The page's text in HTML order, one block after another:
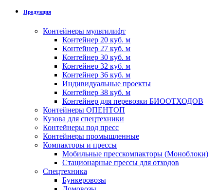
Продукция
Контейнеры мультилифт
Контейнер 20 куб. м
Контейнер 27 куб. м
Контейнер 30 куб. м
Контейнер 32 куб. м
Контейнер 36 куб. м
Индивидуальные проекты
Контейнер 38 куб. м
Контейнер для перевозки БИООТХОДОВ
Контейнеры ОПЕНТОП
Кузова для спецтехники
Контейнеры под пресс
Контейнеры промышленные
Компакторы и прессы
Мобильные пресскомпакторы (Моноблоки)
Стационарные прессы для отходов
Спецтехника
Бункеровозы